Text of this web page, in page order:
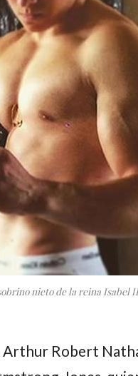
nieto de la reina Isabel
Arthur Robert